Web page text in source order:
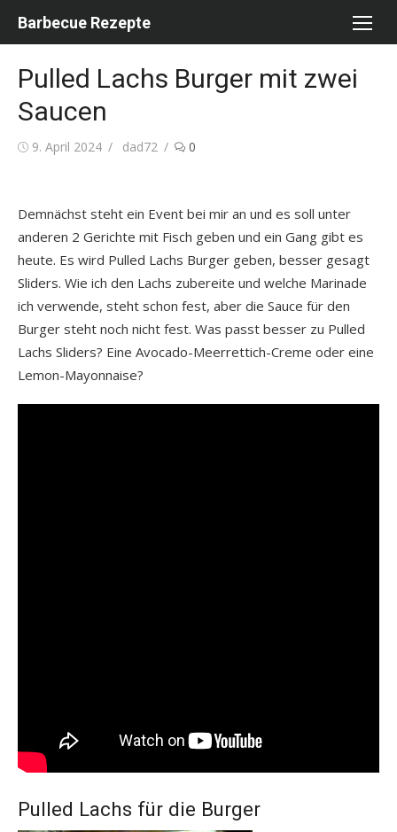
Barbecue Rezepte
Pulled Lachs Burger mit zwei
Saucen
Posted
9. April 2024 Author
dad72 0
Demnächst steht ein Event bei mir an und es soll unter
anderen 2 Gerichte mit Fisch geben und ein Gang gibt es
heute. Es wird Pulled Lachs Burger geben, besser gesagt
Sliders. Wie ich den Lachs zubereite und welche Marinade
ich verwende, steht schon fest, aber die Sauce für den
Burger steht noch nicht fest. Was passt besser zu Pulled
Lachs Sliders? Eine Avocado-Meerrettich-Creme oder eine
Lemon-Mayonnaise?
Pulled Lachs für die Burger